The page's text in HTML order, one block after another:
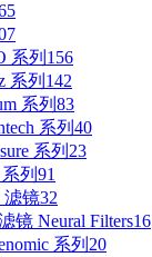
系列 156
系列 142
系列 83
系列 40
系列 23
列 91
滤镜32
镜 Neural Filters16
系列 20